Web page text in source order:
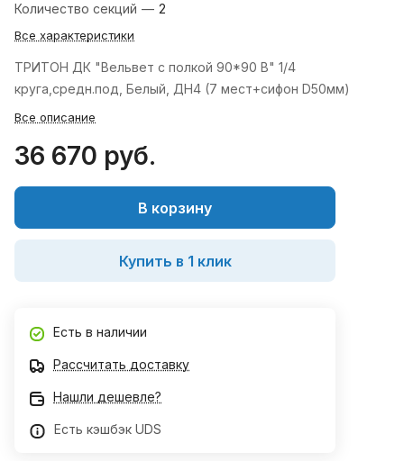
Количество секций — 2
Все характеристики
ТРИТОН ДК "Вельвет с полкой 90*90 В" 1/4
круга,средн.под, Белый, ДН4 (7 мест+сифон D50мм)
Все описание
36 670 руб.
В корзину
Купить в 1 клик
Есть в наличии
Рассчитать доставку
Нашли дешевле?
Есть кэшбэк UDS